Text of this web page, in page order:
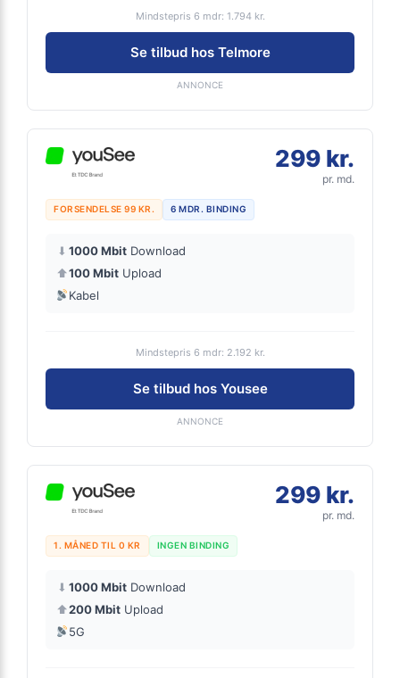
Mindstepris 6 mdr: 1.794 kr.
Se tilbud hos Telmore
ANNONCE
299 kr.
pr. md.
FORSENDELSE 99 KR. 6 MDR. BINDING
⬇ 1000 Mbit Download
⬆100 Mbit Upload
Kabel
Mindstepris 6 mdr: 2.192 kr.
Se tilbud hos Yousee
ANNONCE
299 kr.
pr. md.
1. MÅNED TIL 0 KR INGEN BINDING
⬇ 1000 Mbit Download
⬆200 Mbit Upload
5G